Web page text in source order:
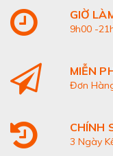
GIỜ
9h00 -
MIỄN
Đơn
CHÍNH
3 Ngày